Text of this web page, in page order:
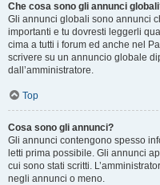
Che cosa sono gli annunci
Gli annunci globali sono annunci
importanti e tu dovresti leggerli
cima a tutti i forum ed anche nel
scrivere su un annuncio globale
dall’amministratore.
Top
Cosa sono gli annunci?
Gli annunci contengono spesso
letti prima possibile. Gli annunci
cui sono stati scritti.
negli annunci o meno.